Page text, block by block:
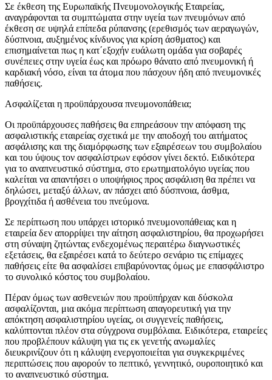
Σε έκθεση της Ευρωπαϊκής Πνευμονολογικής Εταιρείας,
αναγράφονται τα συμπτώματα στην υγεία των πνευμόνων από
έκθεση σε υψηλά επίπεδα ρύπανσης (ερεθισμός των αεραγωγών,
δύσπνοια, αυξημένος κίνδυνος για κρίση άσθματος) και
επισημαίνεται πως η κατ΄εξοχήν ευάλωτη ομάδα για σοβαρές
συνέπειες στην υγεία έως και πρόωρο θάνατο από πνευμονική ή
καρδιακή νόσο, είναι τα άτομα που πάσχουν ήδη από πνευμονικές
παθήσεις.
Ασφαλίζεται η προϋπάρχουσα πνευμονοπάθεια;
Οι προϋπάρχουσες παθήσεις θα επηρεάσουν την απόφαση της
ασφαλιστικής εταιρείας σχετικά με την αποδοχή του αιτήματος
ασφάλισης και της διαμόρφωσης των εξαιρέσεων του συμβολαίου
και του ύψους τον ασφαλίστρων εφόσον γίνει δεκτό. Ειδικότερα
για το αναπνευστικό σύστημα, στο ερωτηματολόγιο υγείας που
καλείται να απαντήσει ο υποψήφιος προς ασφάλιση θα πρέπει να
δηλώσει, μεταξύ άλλων, αν πάσχει από δύσπνοια, άσθμα,
βρογχίτιδα ή ασθένεια του πνεύμονα.
Σε περίπτωση που υπάρχει ιστορικό πνευμονοπάθειας και η
εταιρεία δεν απορρίψει την αίτηση ασφαλιστηρίου, θα προχωρήσει
στη σύναψη ζητώντας ενδεχομένως περαιτέρω διαγνωστικές
εξετάσεις, θα εξαιρέσει κατά το δεύτερο σενάριο τις επίμαχες
παθήσεις είτε θα ασφαλίσει επιβαρύνοντας όμως με επασφάλιστρο
το συνολικό κόστος του συμβολαίου.
Πέραν όμως των ασθενειών που προϋπήρχαν και δύσκολα
ασφαλίζονται, μια ακόμα περίπτωση απαγορευτική για την
απόκτηση ασφαλιστηρίου υγείας, οι συγγενείς παθήσεις,
καλύπτονται πλέον στα σύγχρονα συμβόλαια. Ειδικότερα, εταιρείες
που προβλέπουν κάλυψη για τις εκ γενετής ανωμαλίες
διευκρινίζουν ότι η κάλυψη ενεργοποιείται για συγκεκριμένες
περιπτώσεις που αφορούν το πεπτικό, γεννητικό, ουροποιητικό και
το αναπνευστικό σύστημα.